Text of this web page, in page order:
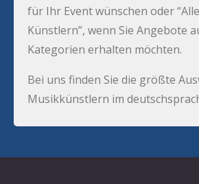
für Ihr Event wünschen oder
Künstlern”, wenn Sie Angebote
Kategorien erhalten möchten.
Bei uns finden Sie die größte
Musikkünstlern im